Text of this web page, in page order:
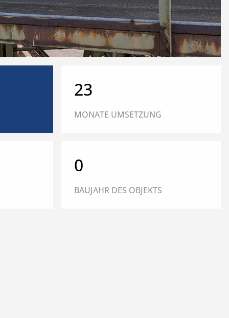
23
MONATE UMSETZUNG
0
BAUJAHR DES OBJEKTS